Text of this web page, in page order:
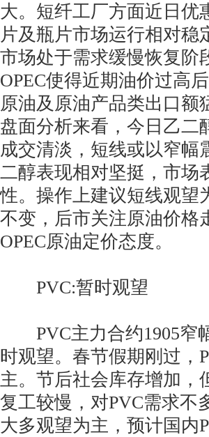
大。短纤工厂方面近日优
片及瓶片市场运行相对
市场处于需求缓慢恢复阶
OPEC使得近期油价过高
原油及原油产品类出口额
盘面分析来看，今日乙二
成交清淡，短线或以窄幅
二醇表现相对坚挺，市场
性。操作上建议短线观望
不变，后市关注原油价格
OPEC原油定价态度。
PVC:暂时观望
PVC主力合约1905窄
时观望。春节假期刚过，
主。节后社会库存增加，
复工较慢，对PVC需求不
大多观望为主，预计国内